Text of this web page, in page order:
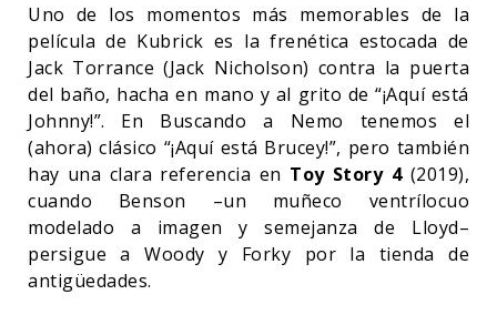
Uno de los momentos más memorables de la
película de Kubrick es la frenética estocada de
Jack Torrance (Jack Nicholson) contra la puerta
del baño, hacha en mano y al grito de “¡Aquí está
Johnny!”. En Buscando a Nemo tenemos el
(ahora) clásico “¡Aquí está Brucey!”, pero también
hay una clara referencia en Toy Story 4(2019),
cuando Benson –un muñeco ventrílocuo
modelado a imagen y semejanza de Lloyd–
persigue a Woody y Forky por la tienda de
antigüedades.